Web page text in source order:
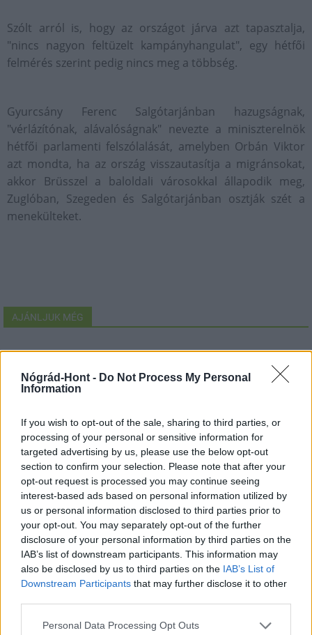
Nógrád-Hont - Do Not Process My Personal
Information
If you wish to opt-out of the sale, sharing to third parties, or
processing of your personal or sensitive information for
targeted advertising by us, please use the below opt-out
section to confirm your selection. Please note that after your
opt-out request is processed you may continue seeing
interest-based ads based on personal information utilized by
us or personal information disclosed to third parties prior to
your opt-out. You may separately opt-out of the further
disclosure of your personal information by third parties on the
IAB’s list of downstream participants. This information may
also be disclosed by us to third parties on the IAB’s List of
Downstream Participants that may further disclose it to other
Please note that this website/app uses one or more Google
Personal Data Processing Opt Outs
Szólt arról is, hogy az országot járva azt tapasztalja,
"nincs nagyon feltüzelt kampányhangulat", egy hétfői
felmérés szerint pedig nincs meg a többség.
Gyurcsány Ferenc Salgótarjánban hazugságnak,
"vérlázítónak, alávalóságnak" nevezte a miniszterelnök
hétfői parlamenti felszólalását, amelyben Orbán Viktor
azt mondta, ha az ország visszautasítja a migránsokat,
akkor Brüsszel a baloldali városokkal állapodik meg,
Zuglóban, Szegeden és Salgótarjánban osztják szét a
menekülteket.
AJÁNLJUK MÉG
MAGYAR ÉPÍTŐK
Útépítés
autópálya útépítés M1-es autópálya Bicske
M1 bővítés: már zajlik a teljesen új Bicske Kelet